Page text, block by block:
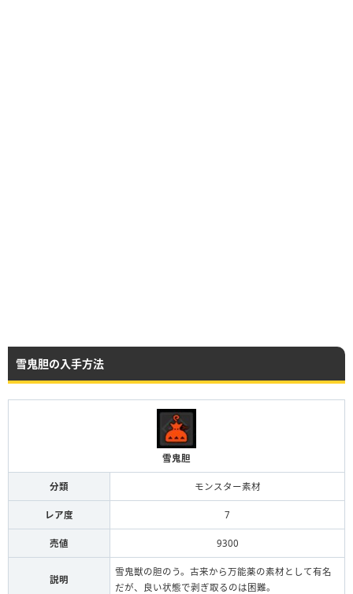
雪鬼胆の入手方法
雪鬼胆
分類 モンスター素材
レア度 7
売値 9300
説明
雪鬼獣の胆のう。古来から万能薬の素材として有名
だが、良い状態で剥ぎ取るのは困難。